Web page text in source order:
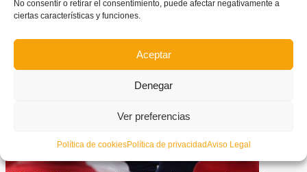
No consentir o retirar el consentimiento, puede afectar negativamente a
ciertas características y funciones.
Aceptar
Denegar
Ver preferencias
Política de cookiesPolítica de privacidadAviso Legal